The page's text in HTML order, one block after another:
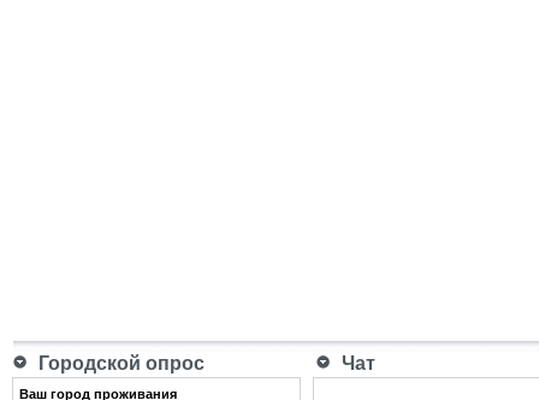
Городской опрос Чат
Ваш город проживания